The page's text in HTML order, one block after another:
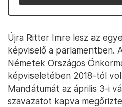
Újra Ritter Imre lesz az
képviselő a parlamentben.
Németek Országos
képviseletében 2018-tól
Mandátumát az április 3-i
szavazatot kapva